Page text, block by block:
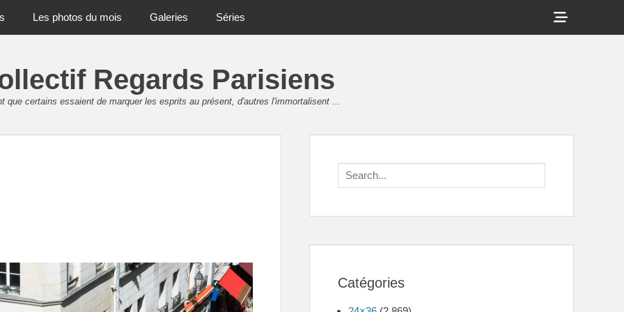
Les photos du mois Galeries Séries
Show
Header
Regards Parisiens
que certains essaient de marquer les esprits au présent, d'autres l'immortalisent ...
Search
for:
Catégories